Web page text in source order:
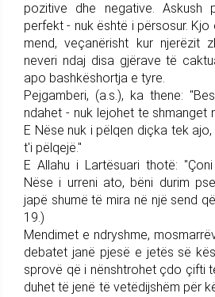
pozitive dhe negative. Askush
perfekt - nuk është i përsosur.
mend, veçanërisht kur njerëzit
neveri ndaj disa gjërave të
apo bashkëshortja e tyre.
Pejgamberi, (a.s.), ka thene:
ndahet - nuk lejohet te shmanget
E Nëse nuk i pëlqen diçka tek
t'i pëlqejë."
E Allahu i Lartësuari thotë:
Nëse i urreni ato, bëni durim
japë shumë të mira në një send
19.)
Mendimet e ndryshme,
debatet janë pjesë e jetës së
sprovë që i nënshtrohet çdo çifti
duhet të jenë të vetëdijshëm për